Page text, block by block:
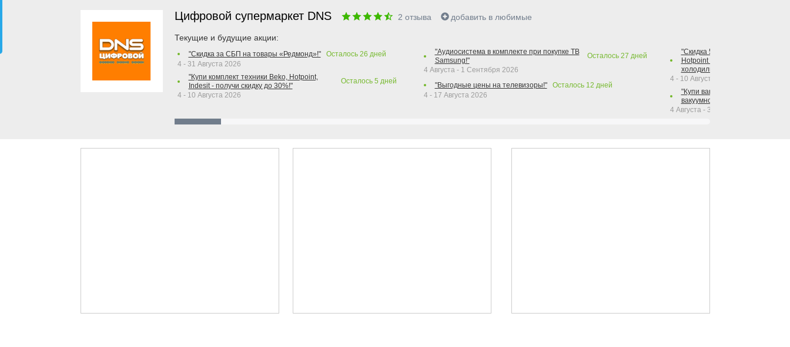
Цифровой супермаркет DNS 2 отзыва добавить в любимые
Текущие и будущие акции:
"Скидка за СБП на товары «Редмонд»!" Осталось 26 дней
4 - 31 Августа 2026
"Купи комплект техники Beko, Hotpoint,
Indesit - получи скидку до 30%!"
Осталось 5 дней
4 - 10 Августа 2026
"Аудиосистема в комплекте при покупке ТВ
Samsung!"
Осталось 27 дней
4 Августа - 1 Сентября 2026
"Выгодные цены на телевизоры!"
Осталось 12 дней
4 - 17 Августа 2026
"Скидка 50% на варочную
Hotpoint при покупке духового
холодильника Hotpoint!"
4 - 10 Августа 2026
"Купи вакуумный упаковщик +
вакуумного упаковщика =
4 Августа - 30 Сентября 2026